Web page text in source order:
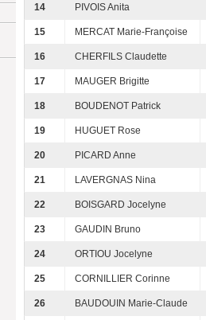
14 PIVOIS Anita
15 MERCAT Marie-Françoise
16 CHERFILS Claudette
17 MAUGER Brigitte
18 BOUDENOT Patrick
19 HUGUET Rose
20 PICARD Anne
21 LAVERGNAS Nina
22 BOISGARD Jocelyne
23 GAUDIN Bruno
24 ORTIOU Jocelyne
25 CORNILLIER Corinne
26 BAUDOUIN Marie-Claude